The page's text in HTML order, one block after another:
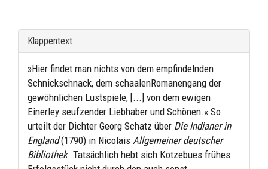
Klappentext
»Hier findet man nichts von dem empfindelnden
Schnickschnack, dem schaalenRomanengang der
gewöhnlichen Lustspiele, [...] von dem ewigen
Einerley seufzender Liebhaber und Schönen.« So
urteilt der Dichter Georg Schatz über Die Indianer in
England(1790) in Nicolais Allgemeiner deutscher
Bibliothek. Tatsächlich hebt sich Kotzebues frühes